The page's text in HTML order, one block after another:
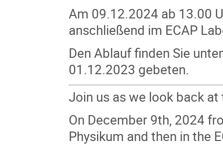
Am 09.12.2024 ab 13.00
anschließend im ECAP
Den Ablauf finden Sie
01.12.2023 gebeten.
Join us as we look back
On December 9th, 2024
Physikum and then in the